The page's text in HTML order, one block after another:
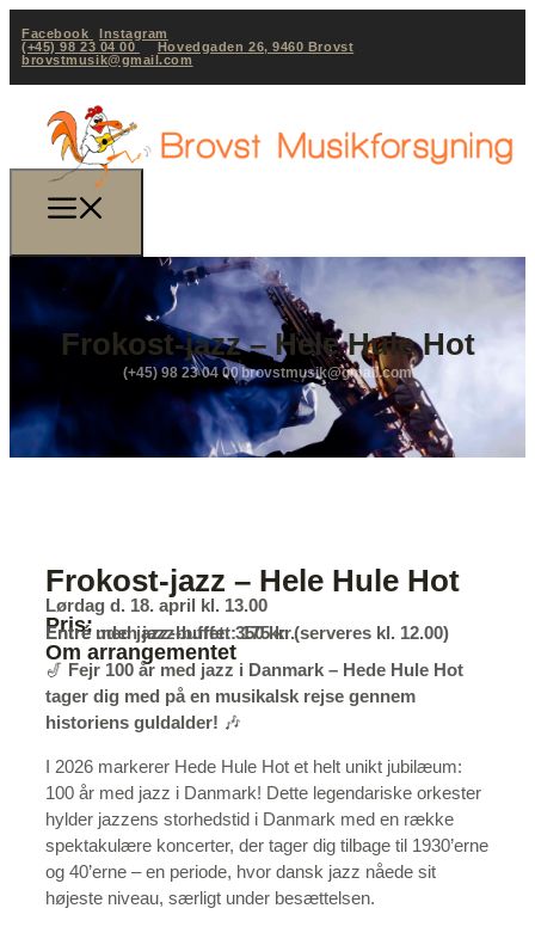
Facebook
Instagram
(+45) 98 23 04 00
Hovedgaden 26, 9460 Brovst
brovstmusik@gmail.com
Frokost-jazz – Hele Hule Hot
(+45) 98 23 04 00 brovstmusik@gmail.com
Frokost-jazz – Hele Hule Hot
Lørdag d. 18. april kl. 13.00
Pris:
Entré uden jazz-buffet: 175 kr.
Entré med jazz-buffet: 350 kr. (serveres kl. 12.00)
Om arrangementet
🎷 Fejr 100 år med jazz i Danmark – Hede Hule Hot
tager dig med på en musikalsk rejse gennem
historiens guldalder! 🎶
I 2026 markerer Hede Hule Hot et helt unikt jubilæum:
100 år med jazz i Danmark! Dette legendariske orkester
hylder jazzens storhedstid i Danmark med en række
spektakulære koncerter, der tager dig tilbage til 1930’erne
og 40’erne – en periode, hvor dansk jazz nåede sit
højeste niveau, særligt under besættelsen.